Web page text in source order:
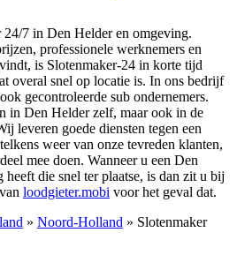
7 in Den Helder en omgeving.
professionele werknemers en
is Slotenmaker-24 in korte tijd
overal snel op locatie is. In ons bedrijf
gecontroleerde sub ondernemers.
in Den Helder zelf, maar ook in de
leveren goede diensten tegen een
weer van onze tevreden klanten,
mee doen. Wanneer u een Den
heeft die snel ter plaatse, is dan zit u bij
loodgieter.mobi voor het geval dat.
» Noord-Holland » Slotenmaker